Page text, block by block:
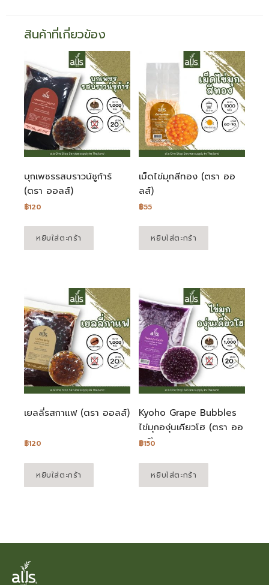
สินค้าที่เกี่ยวข้อง
บุกเพชรรสบราวน์ชูก้าร์
(ตรา ออลส์)
฿120
หยิบใส่ตะกร้า
เม็ดไข่มุกสีทอง (ตรา ออ
ลส์)
฿55
หยิบใส่ตะกร้า
เยลลี่รสกาแฟ (ตรา ออลส์)
฿120
หยิบใส่ตะกร้า
Kyoho Grape Bubbles
ไข่มุกองุ่นเคียวโฮ (ตรา ออ
ลส์)
฿150
หยิบใส่ตะกร้า